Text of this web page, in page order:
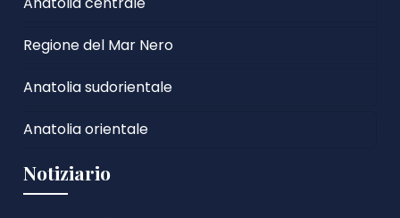
Regione del Mar Nero
Anatolia sudorientale
Anatolia orientale
Notiziario